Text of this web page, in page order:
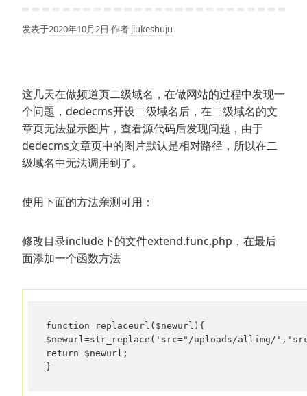
发表于2020年10月2日 作者 jiukeshuju
这几天在做频道页二级域名，在做网站的过程中发现一
个问题，dedecms开设二级域名后，在二级域名的文
章页无法显示图片，查看源代码后发现问题，由于
dedecms文章页中的图片默认是相对路径，所以在二
级域名中无法调用到了。
使用下面的方法亲测可用：
修改目录include下的文件extend.func.php，在最后
面添加一个函数方法
function replaceurl($newurl){
$newurl=str_replace('src="/uploads/allimg/
return $newurl;
}